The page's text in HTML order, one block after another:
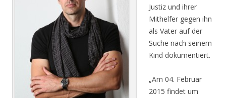
Justiz und ihrer
Mithelfer gegen ihn
als Vater auf der
Suche nach seinem
Kind dokumentiert.
„Am 04. Februar
2015 findet um